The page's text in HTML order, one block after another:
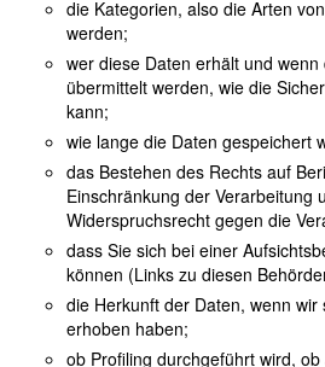
die Kategorien, also die Arten
werden;
wer diese Daten erhält und
übermittelt werden, wie die
kann;
wie lange die Daten gespeichert
das Bestehen des Rechts auf
Einschränkung der Verarbeitung
Widerspruchsrecht gegen die
dass Sie sich bei einer
können (Links zu diesen
die Herkunft der Daten, wenn wir
erhoben haben;
ob Profiling durchgeführt wird,